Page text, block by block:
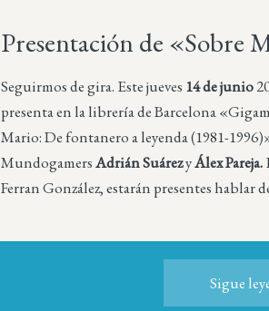
Presentación de «Sobre
Seguirmos de gira. Este jueves 14 de junio
presenta en la librería de Barcelona
Mario: De fontanero a leyenda (1981-
MundogamersAdrián SuárezyÁlex Pareja.
Ferran González, estarán presentes hablar
Sigue